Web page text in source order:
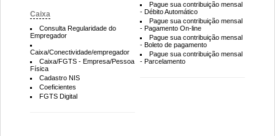
Caixa
Consulta Regularidade do
Empregador
Caixa/Conectividade/empregador
Caixa/FGTS - Empresa/Pessoa
Física
Cadastro NIS
Coeficientes
FGTS Digital
Pague sua contribuição mensal
- Débito Automático
Pague sua contribuição mensal
- Pagamento On-line
Pague sua contribuição mensal
- Boleto de pagamento
Pague sua contribuição mensal
- Parcelamento